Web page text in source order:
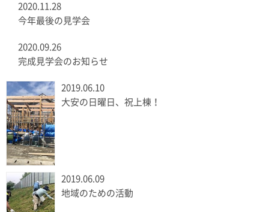
2020.11.28
今年最後の見学会
2020.09.26
完成見学会のお知らせ
2019.06.10
大安の日曜日、祝上棟！
2019.06.09
地域のための活動